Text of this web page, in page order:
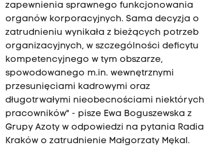
zapewnienia sprawnego funkcjonowania
organów korporacyjnych. Sama decyzja o
zatrudnieniu wynikała z bieżących potrzeb
organizacyjnych, w szczególności deficytu
kompetencyjnego w tym obszarze,
spowodowanego m.in. wewnętrznymi
przesunięciami kadrowymi oraz
długotrwałymi nieobecnościami niektórych
pracowników" - pisze Ewa Boguszewska z
Grupy Azoty w odpowiedzi na pytania Radia
Kraków o zatrudnienie Małgorzaty Mękal.